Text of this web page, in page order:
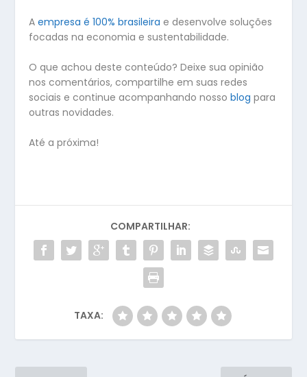
Aempresa é 100% brasileira e desenvolve soluções
focadas na economia e sustentabilidade.
O que achou deste conteúdo? Deixe sua opinião
nos comentários, compartilhe em suas redes
sociais e continue acompanhando nossoblog para
outras novidades.
Até a próxima!
COMPARTILHAR:
TAXA: